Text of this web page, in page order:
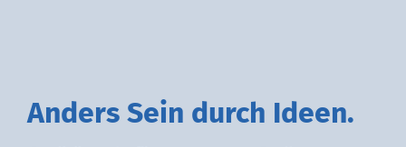
Anders Sein durch deen.